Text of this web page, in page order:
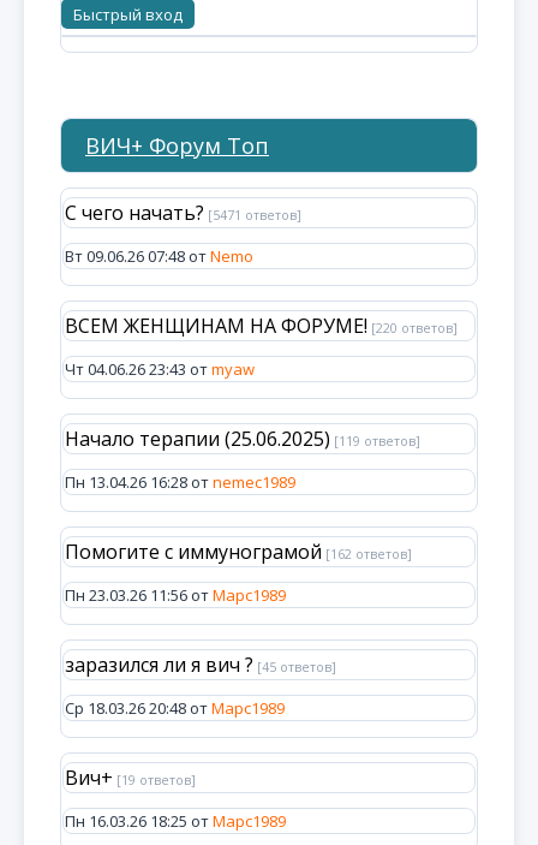
ВИЧ+ Форум Топ
С чего начать? [5471 ответов]
Вт 09.06.26 07:48 отNemo
ВСЕМ ЖЕНЩИНАМ НА ФОРУМЕ! [220 ответов]
Чт 04.06.26 23:43 отmyaw
Начало терапии (25.06.2025) [119 ответов]
Пн 13.04.26 16:28 отnemec1989
Помогите с иммунограмой [162 ответов]
Пн 23.03.26 11:56 отМарс1989
заразился ли я вич ? [45 ответов]
Ср 18.03.26 20:48 отМарс1989
Вич+ [19 ответов]
Пн 16.03.26 18:25 отМарс1989